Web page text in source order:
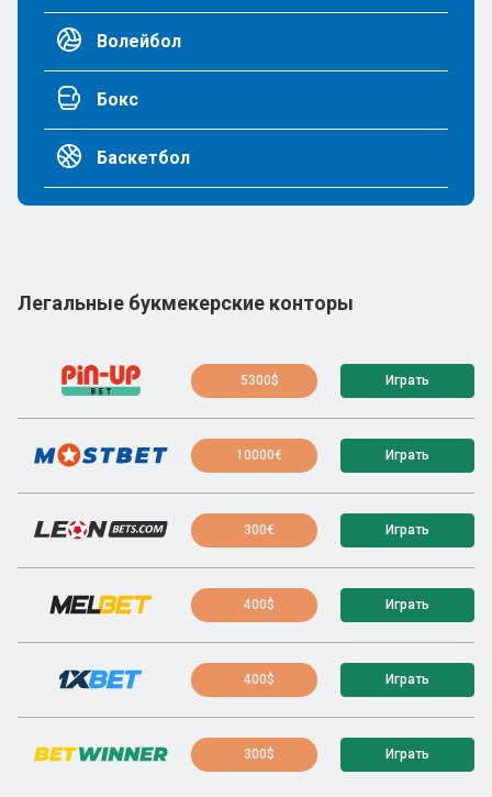
Волейбол
Бокс
Баскетбол
Легальные букмекерские конторы
5300$ Играть
10000€ Играть
300€ Играть
400$ Играть
400$ Играть
300$ Играть